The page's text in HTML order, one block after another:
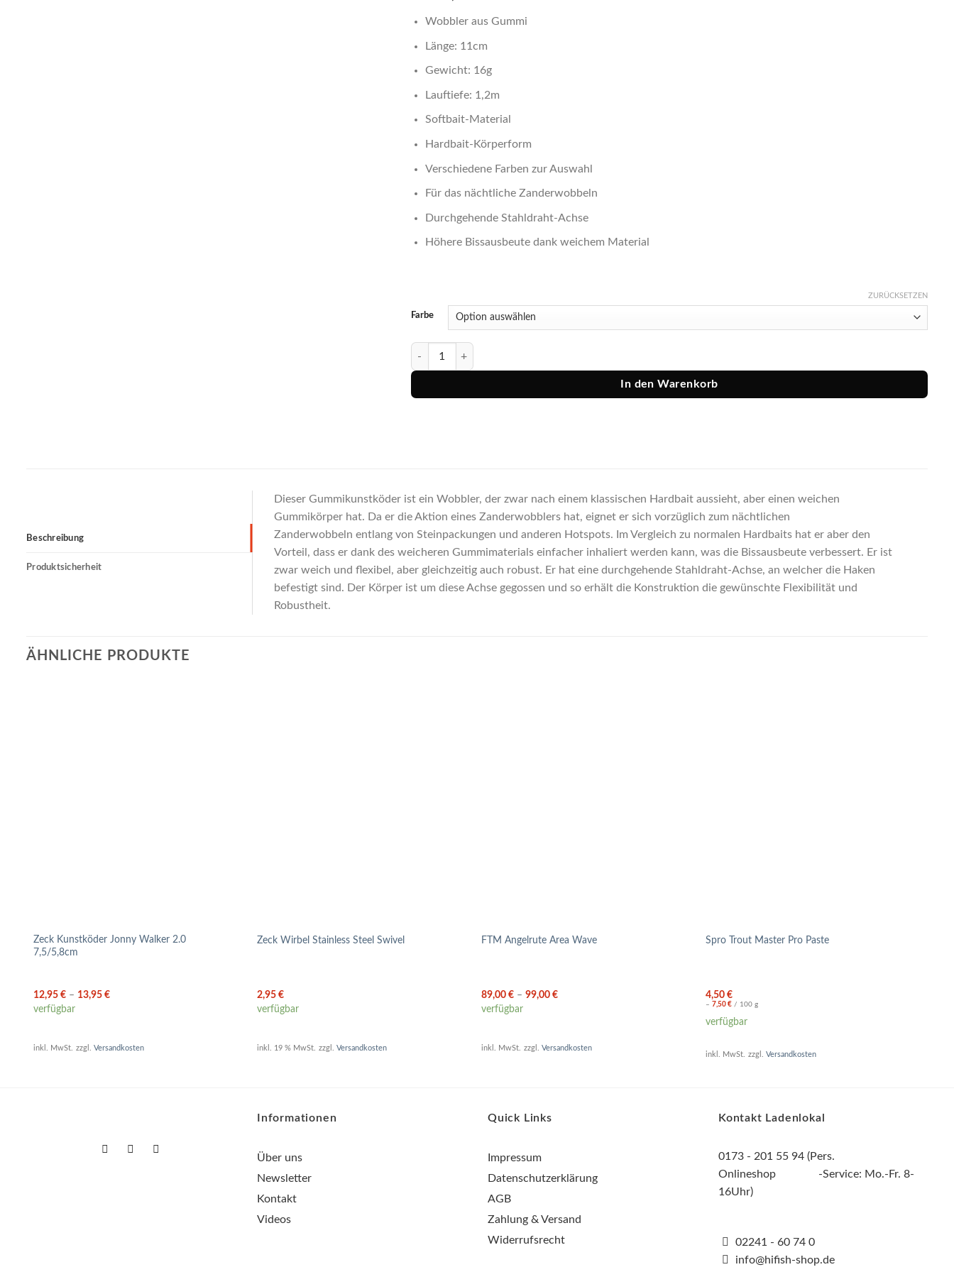
Wobbler aus Gummi
Länge: 11cm
Gewicht: 16g
Lauftiefe: 1,2m
Softbait-Material
Hardbait-Körperform
Verschiedene Farben zur Auswahl
Für das nächtliche Zanderwobbeln
Durchgehende Stahldraht-Achse
Höhere Bissausbeute dank weichem Material
Farbe
ZURÜCKSETZEN
In den Warenkorb
Beschreibung
Produktsicherheit
Dieser Gummikunstköder ist ein Wobbler, der zwar nach einem klassischen Hardbait aussieht, aber einen weichen
Gummikörper hat. Da er die Aktion eines Zanderwobblers hat, eignet er sich vorzüglich zum nächtlichen
Zanderwobbeln entlang von Steinpackungen und anderen Hotspots. Im Vergleich zu normalen Hardbaits hat er aber den
Vorteil, dass er dank des weicheren Gummimaterials einfacher inhaliert werden kann, was die Bissausbeute verbessert. Er ist
zwar weich und flexibel, aber gleichzeitig auch robust. Er hat eine durchgehende Stahldraht-Achse, an welcher die Haken
befestigt sind. Der Körper ist um diese Achse gegossen und so erhält die Konstruktion die gewünschte Flexibilität und
Robustheit.
ÄHNLICHE PRODUKTE
Zeck Kunstköder Jonny Walker 2.0
7,5/5,8cm
12,95 €– 13,95 €
verfügbar
inkl. MwSt. zzgl. Versandkosten
Zeck Wirbel Stainless Steel Swivel
2,95€
verfügbar
inkl. 19 % MwSt. zzgl.Versandkosten
FTM Angelrute Area Wave
89,00€ –99,00€
verfügbar
inkl. MwSt. zzgl.Versandkosten
Spro Trout Master Pro Paste
4,50 €
– 7,50 €/ 100 g
verfügbar
inkl. MwSt. zzgl. Versandkosten
Informationen
Über uns
Newsletter
Kontakt
Videos
Quick Links
Impressum
Datenschutzerklärung
AGB
Zahlung & Versand
Widerrufsrecht
Kontakt Ladenlokal
0173 - 201 55 94 (Pers.
Onlineshop -Service: Mo.-Fr. 8-
16Uhr)
02241 - 60 74 0
info@hifish-shop.de